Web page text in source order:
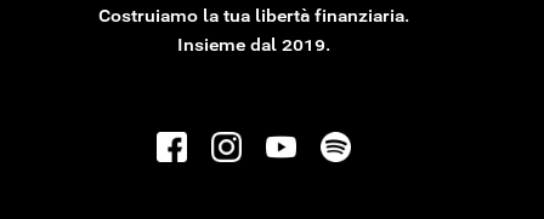
Costruiamo la tua libertà finanziaria.
Insieme dal 2019.